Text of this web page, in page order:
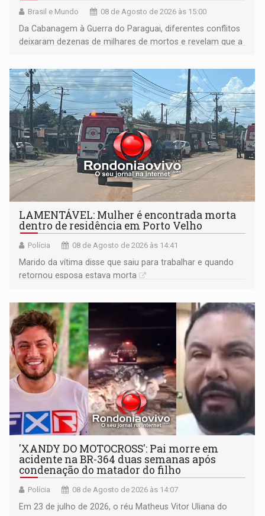
Brasil e Mundo 08 de Agosto de 2026 às 15:00
Da Cabanagem à Guerra do Paraguai, diferentes conflitos
deixaram dezenas de milhares de mortos e revelam que a
territoriais e sociais
LAMENTÁVEL: Mulher é encontrada morta
dentro de residência em Porto Velho
Polícia 08 de Agosto de 2026 às 14:41
Marido da vítima disse que saiu para trabalhar e quando
retornou esposa estava morta
'XANDY DO MOTOCROSS': Pai morre em
acidente na BR-364 duas semanas após
condenação do matador do filho
Polícia 08 de Agosto de 2026 às 14:07
Em 23 de julho de 2026, o réu Matheus Vitor Uliana do